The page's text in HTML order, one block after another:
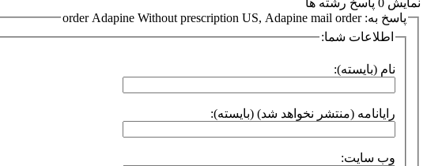
پاسخ به: order Adapine Without prescription US, Adapine mail order
اطلاعات شما:
نام (بایسته):
رایانامه (منتشر نخواهد شد) (بایسته):
وب سایت: